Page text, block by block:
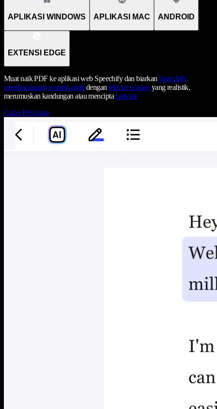
APLIKASI WINDOWS APLIKASI MAC ANDROID
EXTENSI EDGE
Muat naik PDF ke aplikasi web Speechify dan biarkan Speechify
membacakannya untuk anda denganteks ke ucapan yang realistik,
merumuskan kandungan atau menciptapodcast
Cuba Percuma